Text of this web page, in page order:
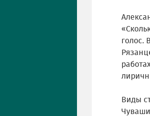
голос.
Виды